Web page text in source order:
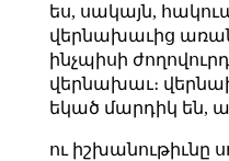
ես, սակայն,
վերնախաւից
ինչպիսի
վերնախաւ։
եկած մարդիկ են,
ու իշխանութիւնը